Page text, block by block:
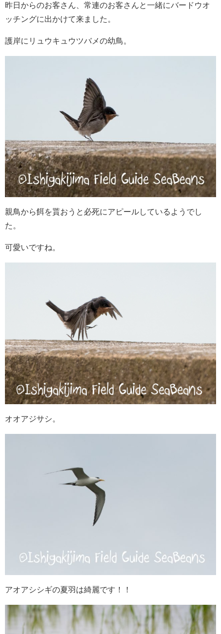
昨日からのお客さん、常連のお客さんと一緒にバードウオ
ッチングに出かけて来ました。
護岸にリュウキュウツバメの幼鳥。
親鳥から餌を貰おうと必死にアピールしているようでし
た。
可愛いですね。
オオアジサシ。
アオアシシギの夏羽は綺麗です！！